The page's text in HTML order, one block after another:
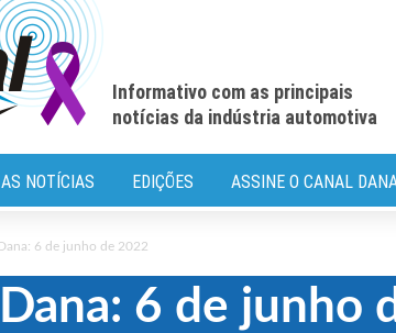
Informativo com as principais
notícias da indústria automotiva
NOTÍCIAS EDIÇÕES ASSINE O CANAL
6 de junho de 2022
6 de junho